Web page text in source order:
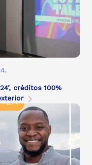
créditos 100%